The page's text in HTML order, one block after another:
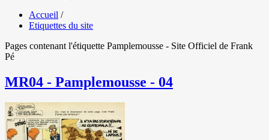
Accueil /
Etiquettes du site
Pages contenant l'étiquette Pamplemousse - Site Officiel de Frank
Pé
MR04 - Pamplemousse - 04